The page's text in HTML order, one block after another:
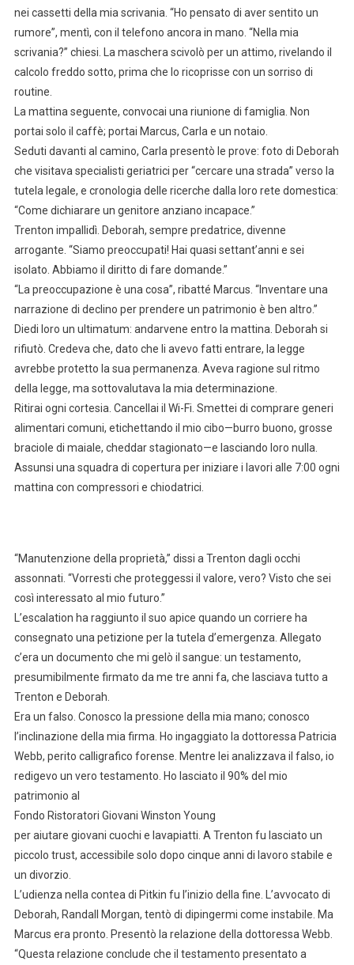
nei cassetti della mia scrivania. “Ho pensato di aver sentito un
rumore”, mentì, con il telefono ancora in mano. “Nella mia
scrivania?” chiesi. La maschera scivolò per un attimo, rivelando il
calcolo freddo sotto, prima che lo ricoprisse con un sorriso di
routine.
La mattina seguente, convocai una riunione di famiglia. Non
portai solo il caffè; portai Marcus, Carla e un notaio.
Seduti davanti al camino, Carla presentò le prove: foto di Deborah
che visitava specialisti geriatrici per “cercare una strada” verso la
tutela legale, e cronologia delle ricerche dalla loro rete domestica:
“Come dichiarare un genitore anziano incapace.”
Trenton impallidì. Deborah, sempre predatrice, divenne
arrogante. “Siamo preoccupati! Hai quasi settant’anni e sei
isolato. Abbiamo il diritto di fare domande.”
“La preoccupazione è una cosa”, ribatté Marcus. “Inventare una
narrazione di declino per prendere un patrimonio è ben altro.”
Diedi loro un ultimatum: andarvene entro la mattina. Deborah si
rifiutò. Credeva che, dato che li avevo fatti entrare, la legge
avrebbe protetto la sua permanenza. Aveva ragione sul ritmo
della legge, ma sottovalutava la mia determinazione.
Ritirai ogni cortesia. Cancellai il Wi-Fi. Smettei di comprare generi
alimentari comuni, etichettando il mio cibo—burro buono, grosse
braciole di maiale, cheddar stagionato—e lasciando loro nulla.
Assunsi una squadra di copertura per iniziare i lavori alle 7:00 ogni
mattina con compressori e chiodatrici.
“Manutenzione della proprietà,” dissi a Trenton dagli occhi
assonnati. “Vorresti che proteggessi il valore, vero? Visto che sei
così interessato al mio futuro.”
L’escalation ha raggiunto il suo apice quando un corriere ha
consegnato una petizione per la tutela d’emergenza. Allegato
c’era un documento che mi gelò il sangue: un testamento,
presumibilmente firmato da me tre anni fa, che lasciava tutto a
Trenton e Deborah.
Era un falso. Conosco la pressione della mia mano; conosco
l’inclinazione della mia firma. Ho ingaggiato la dottoressa Patricia
Webb, perito calligrafico forense. Mentre lei analizzava il falso, io
redigevo un vero testamento. Ho lasciato il 90% del mio
patrimonio al
Fondo Ristoratori Giovani Winston Young
per aiutare giovani cuochi e lavapiatti. A Trenton fu lasciato un
piccolo trust, accessibile solo dopo cinque anni di lavoro stabile e
un divorzio.
L’udienza nella contea di Pitkin fu l’inizio della fine. L’avvocato di
Deborah, Randall Morgan, tentò di dipingermi come instabile. Ma
Marcus era pronto. Presentò la relazione della dottoressa Webb.
“Questa relazione conclude che il testamento presentato a